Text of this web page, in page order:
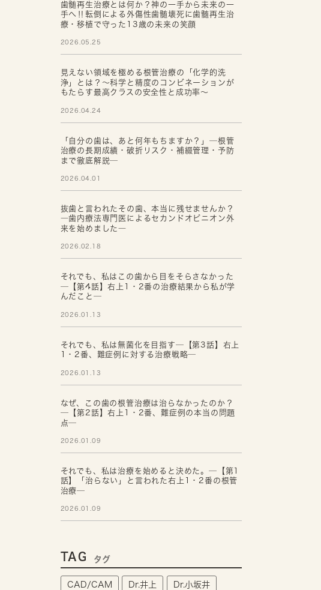
歯髄再生治療とは何か？神の一手から未来の一
手へ‼転倒による外傷性歯髄壊死に歯髄再生治
療・移植で守った13歳の未来の笑顔
2026.05.25
見えない領域を極める根管治療の「化学的洗
浄」とは？～科学と精度のコンビネーションが
もたらす最高クラスの安全性と成功率～
2026.04.24
「自分の歯は、あと何年もちますか？」─根管
治療の長期成績・破折リスク・補綴管理・予防
まで徹底解説─
2026.04.01
抜歯と言われたその歯、本当に残せませんか？
―歯内療法専門医によるセカンドオピニオン外
来を始めました―
2026.02.18
それでも、私はこの歯から目をそらさなかった
─【第4話】右上1・2番の治療結果から私が学
んだこと─
2026.01.13
それでも、私は無菌化を目指す─【第3話】右上
1・2番、難症例に対する治療戦略─
2026.01.13
なぜ、この歯の根管治療は治らなかったのか？
─【第2話】右上1・2番、難症例の本当の問題
点─
2026.01.09
それでも、私は治療を始めると決めた。─【第1
話】「治らない」と言われた右上1・2番の根管
治療─
2026.01.09
TAG タグ
CAD/CAM Dr.井上 Dr.小坂井